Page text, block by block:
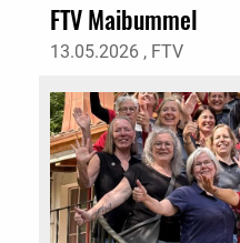
FTV Maibummel
13.05.2026 , FTV